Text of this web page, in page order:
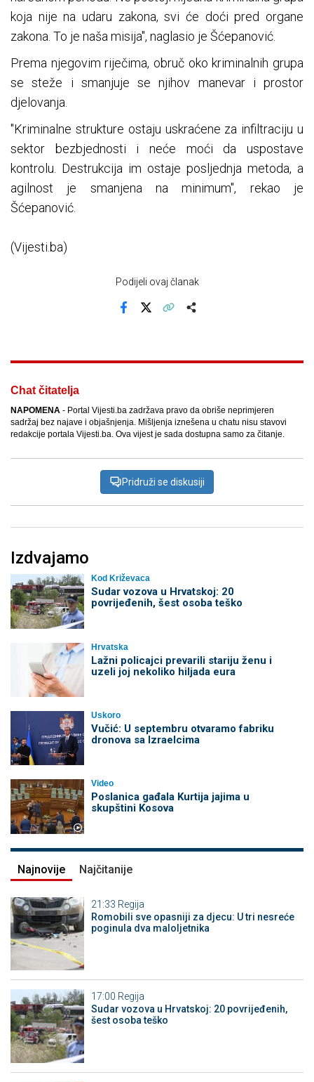
koja nije na udaru zakona, svi će doći pred organe
zakona. To je naša misija", naglasio je Šćepanović.
Prema njegovim riječima, obruč oko kriminalnih grupa
se steže i smanjuje se njihov manevar i prostor
djelovanja.
"Kriminalne strukture ostaju uskraćene za infiltraciju u
sektor bezbjednosti i neće moći da uspostave
kontrolu. Destrukcija im ostaje posljednja metoda, a
agilnost je smanjena na minimum", rekao je
Šćepanović.
(Vijesti.ba)
Podijeli ovaj članak
Chat čitatelja
NAPOMENA - Portal Vijesti.ba zadržava pravo da obriše neprimjeren
sadržaj bez najave i objašnjenja. Mišljenja iznešena u chatu nisu stavovi
redakcije portala Vijesti.ba. Ova vijest je sada dostupna samo za čitanje.
Pridruži se diskusiji
Izdvajamo
Kod Križevaca
Sudar vozova u Hrvatskoj: 20
povrijeđenih, šest osoba teško
Hrvatska
Lažni policajci prevarili stariju ženu i
uzeli joj nekoliko hiljada eura
Uskoro
Vučić: U septembru otvaramo fabriku
dronova sa Izraelcima
Video
Poslanica gađala Kurtija jajima u
skupštini Kosova
Najnovije Najčitanije
21:33 Regija
Romobili sve opasniji za djecu: U tri nesreće
poginula dva maloljetnika
17:00 Regija
Sudar vozova u Hrvatskoj: 20 povrijeđenih,
šest osoba teško